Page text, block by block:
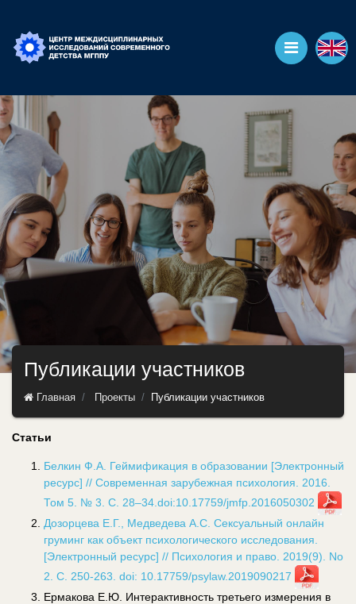
Публикации участников
Главная Проекты Публикации участников
Статьи
Белкин Ф.А. Геймификация в образовании [Электронный
ресурс] // Современная зарубежная психология. 2016.
Том 5. № 3. С. 28–34. doi:10.17759/jmfp.2016050302
Дозорцева Е.Г., Медведева А.С. Сексуальный онлайн
груминг как объект психологического исследования.
[Электронный ресурс] // Психология и право. 2019(9). No
2. С. 250-263. doi: 10.17759/psylaw.2019090217
Ермакова Е.Ю. Интерактивность третьего измерения в